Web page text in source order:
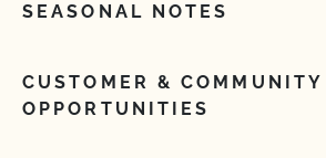
SEASONAL NOTES
CUSTOMER & COMMUNITY
OPPORTUNITIES